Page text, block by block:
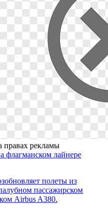
правах рекламы
флагманском лайнере
полеты из
пассажирском
Airbus A380.